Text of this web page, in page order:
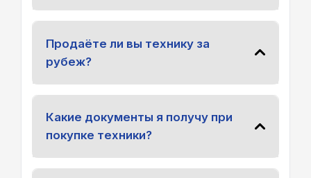
Продаёте ли вы технику за
рубеж?
Какие документы я получу при
покупке техники?